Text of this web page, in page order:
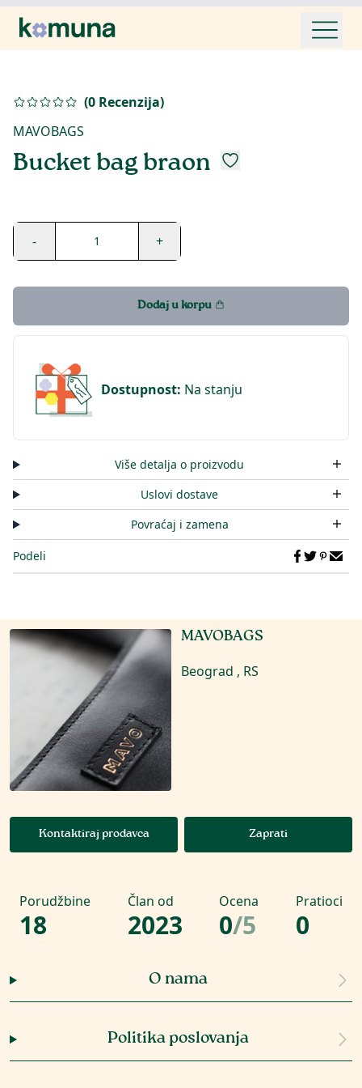
(0 Recenzija)
MAVOBAGS
Bucket bag braon
- 1 +
Dodaj u korpu
Dostupnost: Na stanju
Više detalja o proizvodu
Uslovi dostave
Povraćaj i zamena
Podeli
MAVOBAGS
Beograd , RS
Kontaktiraj prodavca Zaprati
Porudžbine
18
Član od
2023
Ocena
0/5
Pratioci
0
O nama
Politika poslovanja